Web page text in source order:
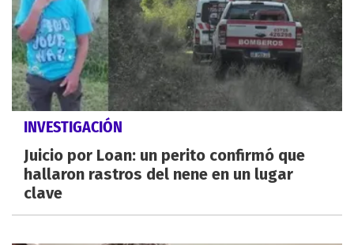
INVESTIGACIÓN
Juicio por Loan: un perito confirmó que
hallaron rastros del nene en un lugar
clave